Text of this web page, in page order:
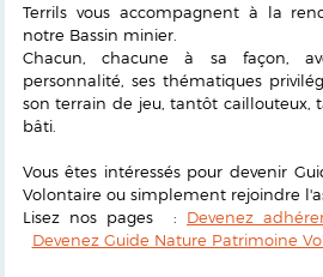
Terrils vous accompagnent à la
notre Bassin minier.
Chacun, chacune à sa façon,
personnalité, ses thématiques
son terrain de jeu, tantôt caillouteux,
bâti.
Vous êtes intéressés pour devenir
Volontaire ou simplement rejoindre
Lisez nos pages : Devenez
Devenez Guide Nature Patrimoine